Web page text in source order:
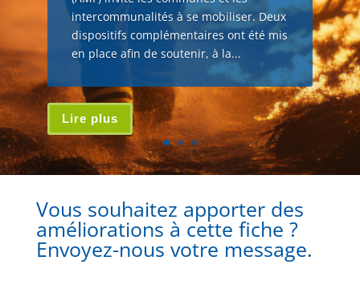
intercommunalités à se mobiliser. Deux
dispositifs complémentaires ont été mis
en place afin de soutenir, à la...
Lire plus
Vous souhaitez apporter des
améliorations à cette fiche ?
Envoyez-nous votre message.